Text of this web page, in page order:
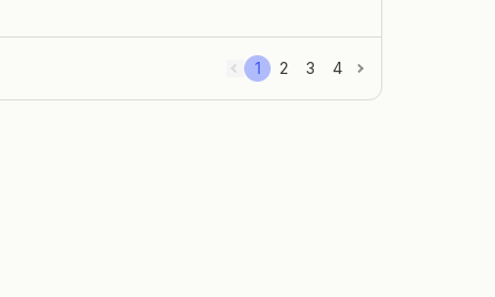
1 2 3 4